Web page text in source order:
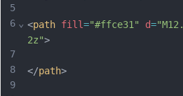
5
6
7
8
9
⌄ <path fill="#ffce31" d=
2z">
</path>